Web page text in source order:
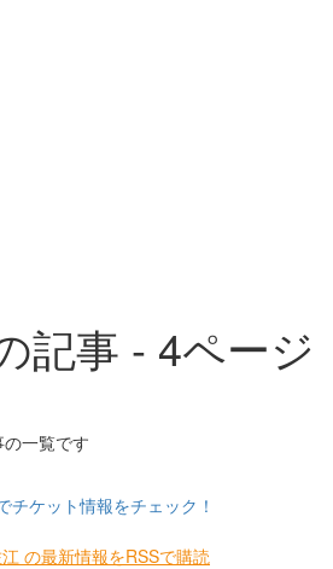
記事 - 4ページ
一覧です
チケット情報をチェック！
の最新情報をRSSで購読